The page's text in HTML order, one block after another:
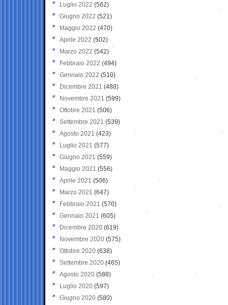
Luglio 2022 (562)
Giugno 2022 (521)
Maggio 2022 (470)
Aprile 2022 (502)
Marzo 2022 (542)
Febbraio 2022 (494)
Gennaio 2022 (510)
Dicembre 2021 (488)
Novembre 2021 (599)
Ottobre 2021 (506)
Settembre 2021 (539)
Agosto 2021 (423)
Luglio 2021 (577)
Giugno 2021(559)
Maggio 2021 (556)
Aprile 2021 (506)
Marzo 2021 (647)
Febbraio 2021 (570)
Gennaio 2021 (605)
Dicembre 2020 (619)
Novembre 2020 (575)
Ottobre 2020 (638)
Settembre 2020(465)
Agosto 2020 (588)
Luglio 2020 (597)
Giugno 2020 (580)